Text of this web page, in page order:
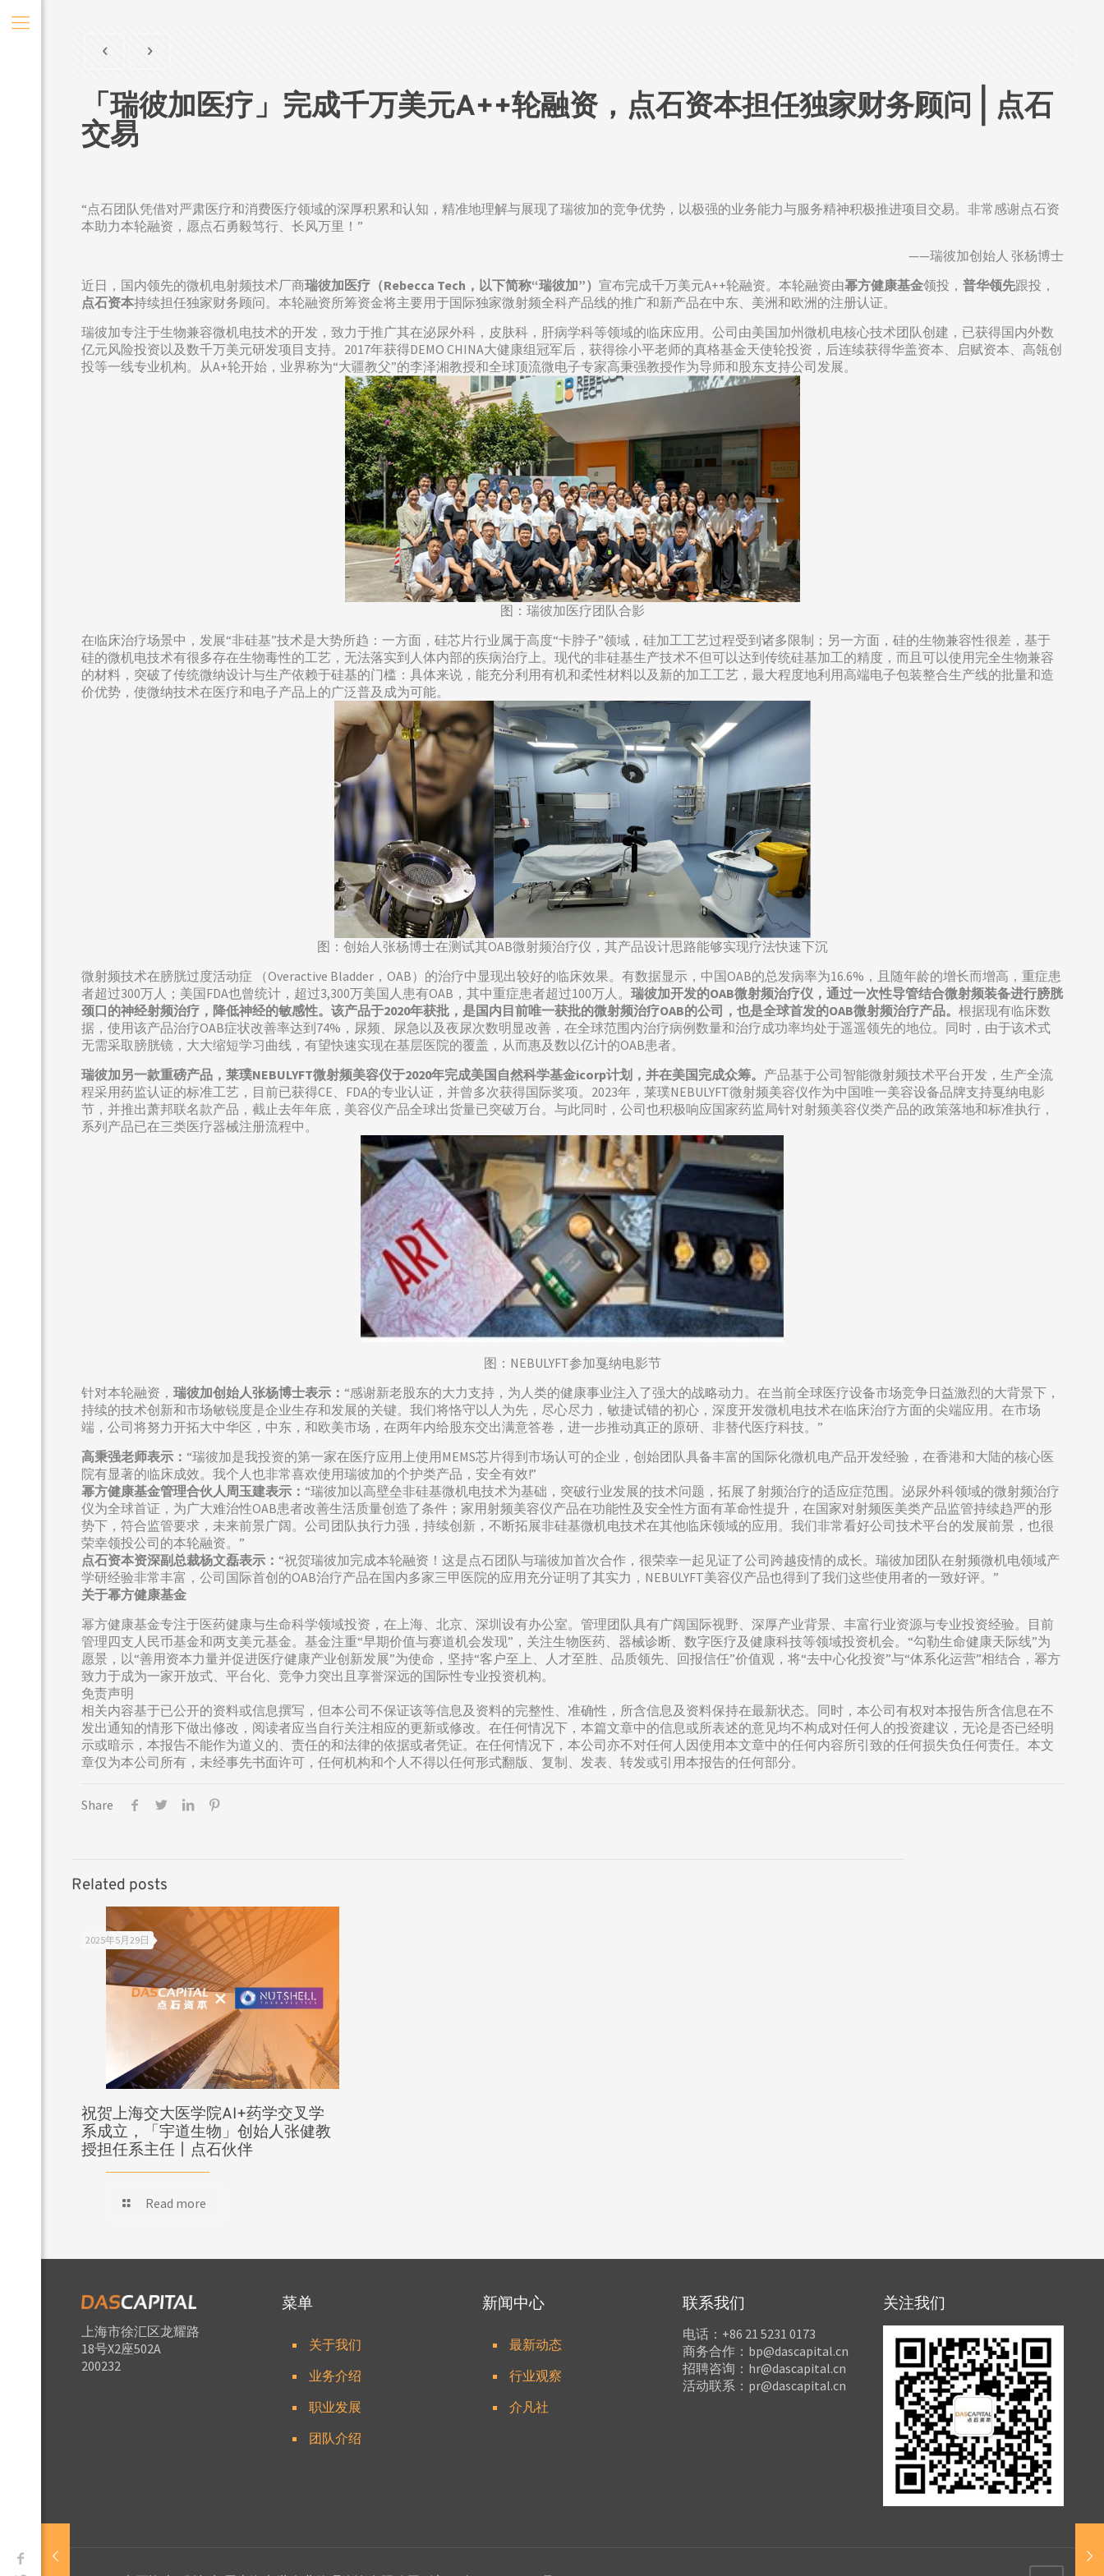
「瑞彼加医疗」完成千万美元A++轮融资，点石资本担任独家财务顾问 | 点石
交易
“点石团队凭借对严肃医疗和消费医疗领域的深厚积累和认知，精准地理解与展现了瑞彼加的竞争优势，以极强的业务能力与服务精神积极推进项目交易。非常感谢点石资
本助力本轮融资，愿点石勇毅笃行、长风万里！”
——瑞彼加创始人 张杨博士
近日，国内领先的微机电射频技术厂商瑞彼加医疗（Rebecca Tech，以下简称“瑞彼加”）宣布完成千万美元A++轮融资。本轮融资由幂方健康基金领投，普华领先跟投，
点石资本持续担任独家财务顾问。本轮融资所筹资金将主要用于国际独家微射频全科产品线的推广和新产品在中东、美洲和欧洲的注册认证。
瑞彼加专注于生物兼容微机电技术的开发，致力于推广其在泌尿外科，皮肤科，肝病学科等领域的临床应用。公司由美国加州微机电核心技术团队创建，已获得国内外数
亿元风险投资以及数千万美元研发项目支持。2017年获得DEMO CHINA大健康组冠军后，获得徐小平老师的真格基金天使轮投资，后连续获得华盖资本、启赋资本、高瓴创
投等一线专业机构。从A+轮开始，业界称为“大疆教父”的李泽湘教授和全球顶流微电子专家高秉强教授作为导师和股东支持公司发展。
图：瑞彼加医疗团队合影
在临床治疗场景中，发展“非硅基”技术是大势所趋：一方面，硅芯片行业属于高度“卡脖子”领域，硅加工工艺过程受到诸多限制；另一方面，硅的生物兼容性很差，基于
硅的微机电技术有很多存在生物毒性的工艺，无法落实到人体内部的疾病治疗上。现代的非硅基生产技术不但可以达到传统硅基加工的精度，而且可以使用完全生物兼容
的材料，突破了传统微纳设计与生产依赖于硅基的门槛：具体来说，能充分利用有机和柔性材料以及新的加工工艺，最大程度地利用高端电子包装整合生产线的批量和造
价优势，使微纳技术在医疗和电子产品上的广泛普及成为可能。
图：创始人张杨博士在测试其OAB微射频治疗仪，其产品设计思路能够实现疗法快速下沉
微射频技术在膀胱过度活动症 （Overactive Bladder，OAB）的治疗中显现出较好的临床效果。有数据显示，中国OAB的总发病率为16.6%，且随年龄的增长而增高，重症患
者超过300万人；美国FDA也曾统计，超过3,300万美国人患有OAB，其中重症患者超过100万人。瑞彼加开发的OAB微射频治疗仪，通过一次性导管结合微射频装备进行膀胱
颈口的神经射频治疗，降低神经的敏感性。该产品于2020年获批，是国内目前唯一获批的微射频治疗OAB的公司，也是全球首发的OAB微射频治疗产品。根据现有临床数
据，使用该产品治疗OAB症状改善率达到74%，尿频、尿急以及夜尿次数明显改善，在全球范围内治疗病例数量和治疗成功率均处于遥遥领先的地位。同时，由于该术式
无需采取膀胱镜，大大缩短学习曲线，有望快速实现在基层医院的覆盖，从而惠及数以亿计的OAB患者。
瑞彼加另一款重磅产品，莱璞NEBULYFT微射频美容仪于2020年完成美国自然科学基金icorp计划，并在美国完成众筹。 产品基于公司智能微射频技术平台开发，生产全流
程采用药监认证的标准工艺，目前已获得CE、FDA的专业认证，并曾多次获得国际奖项。2023年，莱璞NEBULYFT微射频美容仪作为中国唯一美容设备品牌支持戛纳电影
节，并推出萧邦联名款产品，截止去年年底，美容仪产品全球出货量已突破万台。与此同时，公司也积极响应国家药监局针对射频美容仪类产品的政策落地和标准执行，
系列产品已在三类医疗器械注册流程中。
图：NEBULYFT参加戛纳电影节
针对本轮融资，瑞彼加创始人张杨博士表示： “感谢新老股东的大力支持，为人类的健康事业注入了强大的战略动力。在当前全球医疗设备市场竞争日益激烈的大背景下，
持续的技术创新和市场敏锐度是企业生存和发展的关键。我们将恪守以人为先，尽心尽力，敏捷试错的初心，深度开发微机电技术在临床治疗方面的尖端应用。在市场
端，公司将努力开拓大中华区，中东，和欧美市场，在两年内给股东交出满意答卷，进一步推动真正的原研、非替代医疗科技。”
高秉强老师表示： “瑞彼加是我投资的第一家在医疗应用上使用MEMS芯片得到市场认可的企业，创始团队具备丰富的国际化微机电产品开发经验，在香港和大陆的核心医
院有显著的临床成效。我个人也非常喜欢使用瑞彼加的个护类产品，安全有效!”
幂方健康基金管理合伙人周玉建表示 ： “瑞彼加以高壁垒非硅基微机电技术为基础，突破行业发展的技术问题，拓展了射频治疗的适应症范围。泌尿外科领域的微射频治疗
仪为全球首证，为广大难治性OAB患者改善生活质量创造了条件；家用射频美容仪产品在功能性及安全性方面有革命性提升，在国家对射频医美类产品监管持续趋严的形
势下，符合监管要求，未来前景广阔。公司团队执行力强，持续创新，不断拓展非硅基微机电技术在其他临床领域的应用。我们非常看好公司技术平台的发展前景，也很
荣幸领投公司的本轮融资。”
点石资本资深副总裁杨文磊表示： “祝贺瑞彼加完成本轮融资！这是点石团队与瑞彼加首次合作，很荣幸一起见证了公司跨越疫情的成长。瑞彼加团队在射频微机电领域产
学研经验非常丰富，公司国际首创的OAB治疗产品在国内多家三甲医院的应用充分证明了其实力，NEBULYFT美容仪产品也得到了我们这些使用者的一致好评。”
关于幂方健康基金
幂方健康基金专注于医药健康与生命科学领域投资，在上海、北京、深圳设有办公室。管理团队具有广阔国际视野、深厚产业背景、丰富行业资源与专业投资经验。目前
管理四支人民币基金和两支美元基金。基金注重“早期价值与赛道机会发现”，关注生物医药、器械诊断、数字医疗及健康科技等领域投资机会。“勾勒生命健康天际线”为
愿景，以“善用资本力量并促进医疗健康产业创新发展”为使命，坚持“客户至上、人才至胜、品质领先、回报信任”价值观，将“去中心化投资”与“体系化运营”相结合，幂方
致力于成为一家开放式、平台化、竞争力突出且享誉深远的国际性专业投资机构。
免责声明
相关内容基于已公开的资料或信息撰写，但本公司不保证该等信息及资料的完整性、准确性，所含信息及资料保持在最新状态。同时，本公司有权对本报告所含信息在不
发出通知的情形下做出修改，阅读者应当自行关注相应的更新或修改。在任何情况下，本篇文章中的信息或所表述的意见均不构成对任何人的投资建议，无论是否已经明
示或暗示，本报告不能作为道义的、责任的和法律的依据或者凭证。在任何情况下，本公司亦不对任何人因使用本文章中的任何内容所引致的任何损失负任何责任。本文
章仅为本公司所有，未经事先书面许可，任何机构和个人不得以任何形式翻版、复制、发表、转发或引用本报告的任何部分。
Share
Related posts
2025年5月29日
祝贺上海交大医学院AI+药学交叉学
系成立，「宇道生物」创始人张健教
授担任系主任丨点石伙伴
Read more
上海市徐汇区龙耀路
18号X2座502A
200232
菜单
关于我们
业务介绍
职业发展
团队介绍
新闻中心
最新动态
行业观察
介凡社
联系我们
电话：+86 21 5231 0173
商务合作：bp@dascapital.cn
招聘咨询：hr@dascapital.cn
活动联系：pr@dascapital.cn
关注我们